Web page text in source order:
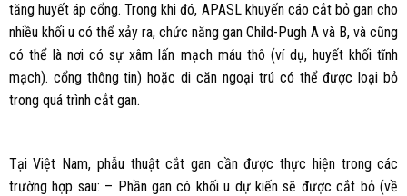
tăng huyết áp cổng. Trong khi đó, APASL khuyến cáo cắt bỏ gan cho
nhiều khối u có thể xảy ra, chức năng gan Child-Pugh A và B, và cũng
có thể là nơi có sự xâm lấn mạch máu thô (ví dụ, huyết khối tĩnh
mạch). cổng thông tin) hoặc di căn ngoại trú có thể được loại bỏ
trong quá trình cắt gan.
Tại Việt Nam, phẫu thuật cắt gan cần được thực hiện trong các
trường hợp sau: – Phần gan có khối u dự kiến sẽ được cắt bỏ (về